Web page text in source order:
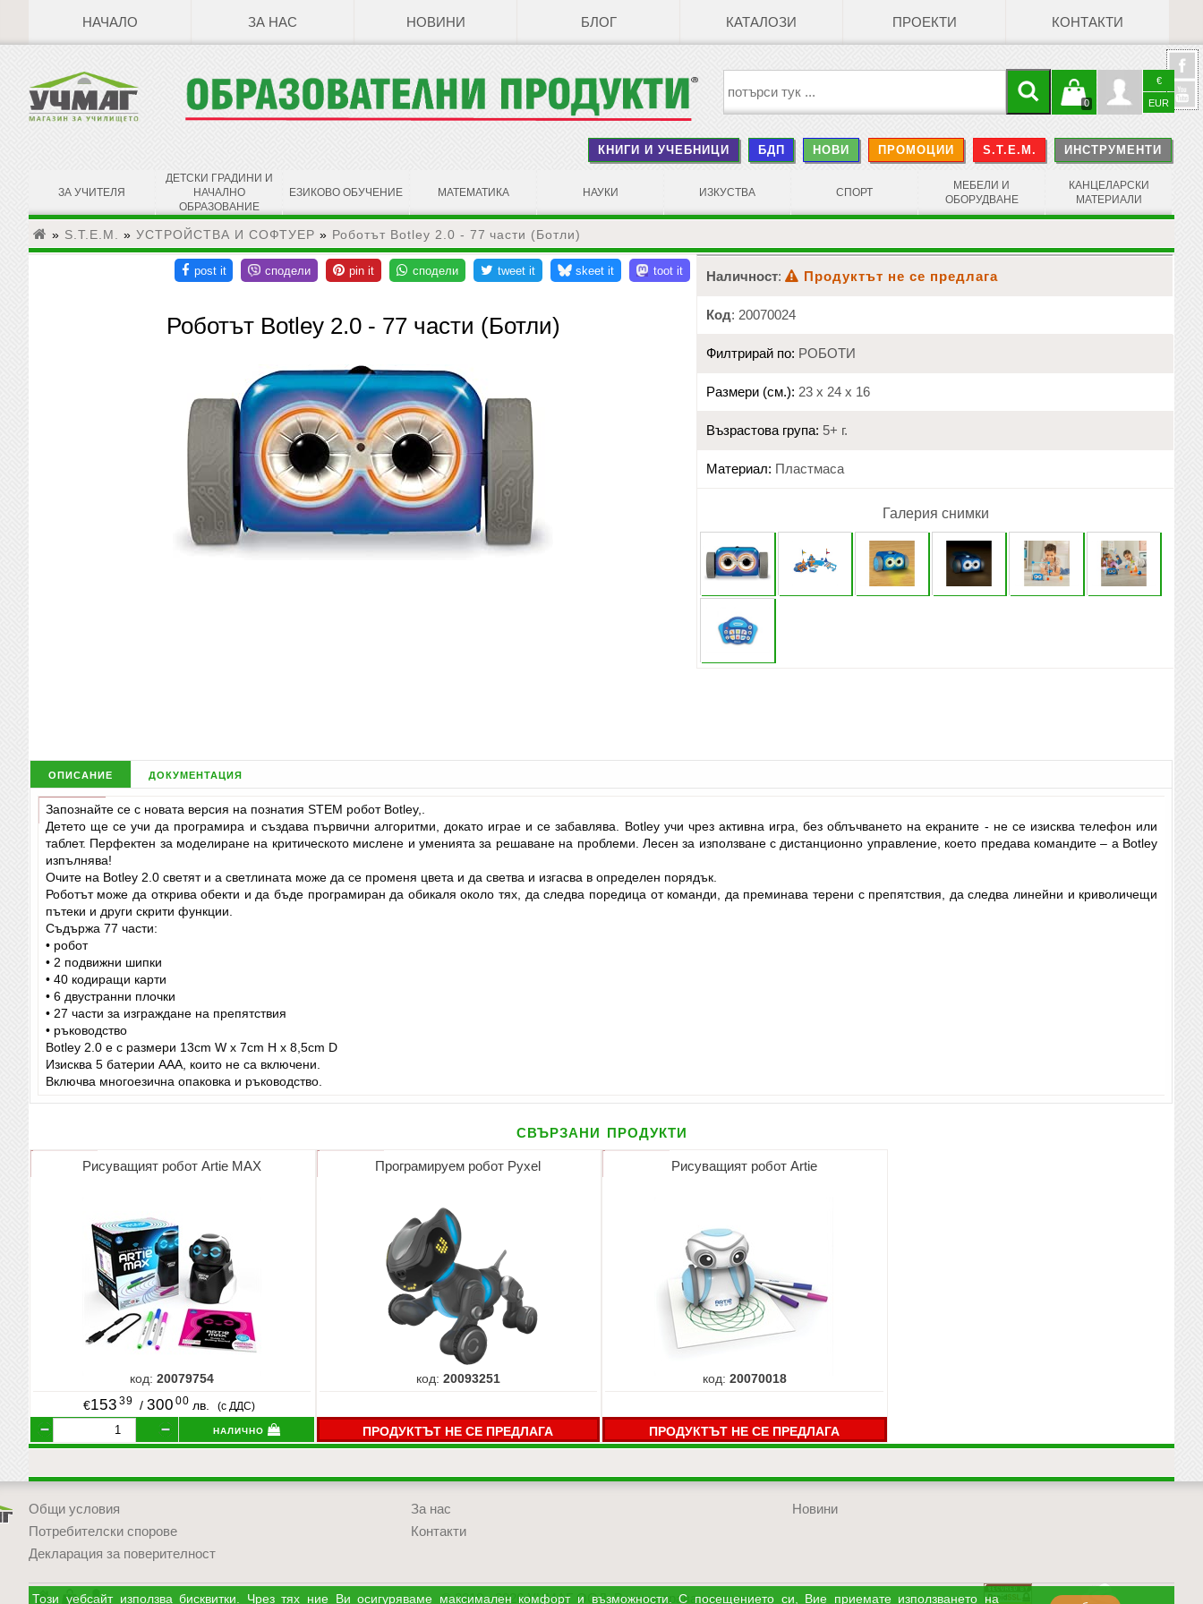
НАЧАЛО ЗА НАС НОВИНИ БЛОГ КАТАЛОЗИ ПРОЕКТИ КОНТАКТИ
€
EUR
Профил
0
Кошницата
е празна
КНИГИ И УЧЕБНИЦИ БДП НОВИ ПРОМОЦИИ S.T.E.M. ИНСТРУМЕНТИ
ЗА УЧИТЕЛЯ
ДЕТСКИ ГРАДИНИ И
НАЧАЛНО
ОБРАЗОВАНИЕ
ЕЗИКОВО ОБУЧЕНИЕ МАТЕМАТИКА НАУКИ ИЗКУСТВА СПОРТ
МЕБЕЛИ И
ОБОРУДВАНЕ
КАНЦЕЛАРСКИ
МАТЕРИАЛИ
» S.T.E.M. » УСТРОЙСТВА И СОФТУЕР » Роботът Botley 2.0 - 77 части (Ботли)
Роботът Botley 2.0 - 77 части (Ботли)
Наличност: Продуктът не се предлага
Код: 20070024
Филтрирай по: РОБОТИ
Размери (см.): 23 х 24 х 16
Възрастова група: 5+ г.
Материал: Пластмаса
Галерия снимки
описание документация
Запознайте се с новата версия на познатия STEM робот Botley,.
Детето ще се учи да програмира и създава първични алгоритми, докато играе и се забавлява. Botley учи чрез активна игра, без облъчването на екраните - не се изисква телефон или
таблет. Перфектен за моделиране на критическото мислене и уменията за решаване на проблеми. Лесен за използване с дистанционно управление, което предава командите – a Botley
изпълнява!
Очите на Botley 2.0 светят и а светлината може да се променя цвета и да светва и изгасва в определен порядък.
Роботът може да открива обекти и да бъде програмиран да обикаля около тях, да следва поредица от команди, да преминава терени с препятствия, да следва линейни и криволичещи
пътеки и други скрити функции.
Съдържа 77 части:
• робот
• 2 подвижни шипки
• 40 кодиращи карти
• 6 двустранни плочки
• 27 части за изграждане на препятствия
• ръководство
Botley 2.0 е с размери 13cm W x 7cm H x 8,5cm D
Изисква 5 батерии AAA, които не са включени.
Включва многоезична опаковка и ръководство.
свързани продукти
Рисуващият робот Artie MAX
код:20079754
€153 39 /300 00 лв. (с ДДС)
налично
Програмируем робот Pyxel
код: 20093251
ПРОДУКТЪТ НЕ СЕ ПРЕДЛАГА
Рисуващият робот Artie
код: 20070018
ПРОДУКТЪТ НЕ СЕ ПРЕДЛАГА
Общи условия
Потребителски спорове
Декларация за поверителност
За нас
Контакти
Новини
УЧМАГКошница
Профил © 2018 - 2026 УЧМАГ ООД. Всички права запазени.
Този уебсайт използва бисквитки. Чрез тях ние Ви осигуряваме максимален комфорт и възможности. С посещението си, Вие приемате използването на